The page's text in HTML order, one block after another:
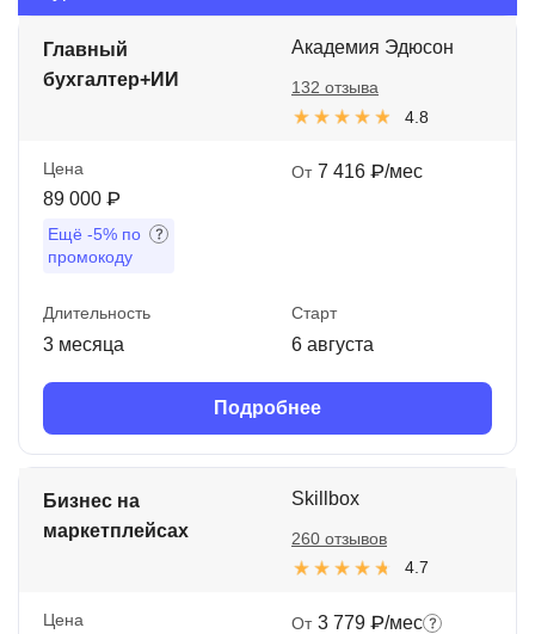
Главный
бухгалтер+ИИ
Академия Эдюсон
4.8
132 отзыва
Цена
89 000 ₽
Ещё -5% по
промокоду
От 7 416 ₽/мес
Длительность
3 месяца
Старт
6 августа
Подробнее
Бизнес на
маркетплейсах
Skillbox
4.7
260 отзывов
Цена От 3 779 ₽/мес
Soft Skills
ДПО
Рейтинг онлайн-школ